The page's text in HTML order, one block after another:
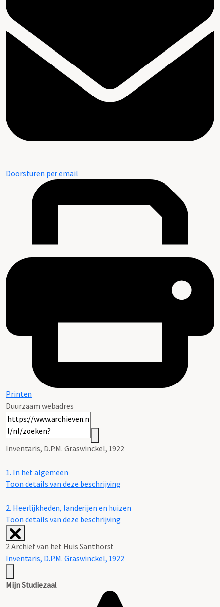
Doorsturen per email
Printen
Duurzaam webadres
Inventaris, D.P.M. Graswinckel, 1922
1. In het algemeen
Toon details van deze beschrijving
2. Heerlijkheden, landerijen en huizen
Toon details van deze beschrijving
2 Archief van het Huis Santhorst
Inventaris, D.P.M. Graswinckel, 1922
Mijn Studiezaal